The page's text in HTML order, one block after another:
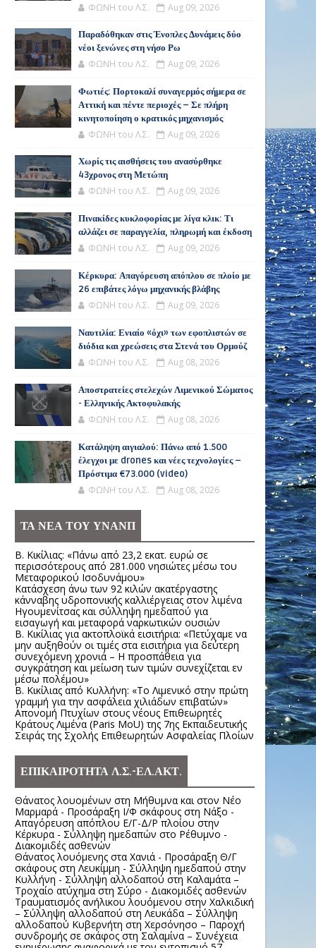
ΦΩΝΗ του Λ.Σ. Aug 09, 2026
Παραδόθηκαν στις Ένοπλες Δυνάμεις δύο
νέοι ξενώνες στη νήσο Ρω
ΦΩΝΗ του Λ.Σ. Aug 09, 2026
Φωτιές: Πορτοκαλί συναγερμός σήμερα σε
Αττική και πέντε περιοχές – Σε πλήρη
κινητοποίηση ο κρατικός μηχανισμός
ΦΩΝΗ του Λ.Σ. Aug 09, 2026
Χωρίς τις αισθήσεις του ανασύρθηκε
43χρονος στη Μετώπη
ΦΩΝΗ του Λ.Σ. Aug 09, 2026
Πινακίδες κυκλοφορίας με λίγα κλικ: Τι
αλλάζει σε παραγγελία, πληρωμή και έκδοση
ΦΩΝΗ του Λ.Σ. Aug 09, 2026
Κέρκυρα: Απαγόρευση απόπλου σε πλοίο με
26 επιβάτες λόγω μηχανικής βλάβης
ΦΩΝΗ του Λ.Σ. Aug 09, 2026
Ναυτιλία: Ενιαίο «όχι» των εφοπλιστών σε
διόδια και χρεώσεις στα Στενά του Ορμούζ
ΦΩΝΗ του Λ.Σ. Aug 08, 2026
Αποστρατείες στελεχών Λιμενικού Σώματος
- Ελληνικής Ακτοφυλακής
ΦΩΝΗ του Λ.Σ. Aug 08, 2026
Κατάληψη αιγιαλού: Πάνω από 1.500
έλεγχοι με drones και νέες τεχνολογίες –
Πρόστιμα €73.000 (video)
ΦΩΝΗ του Λ.Σ. Aug 08, 2026
ΤΑ ΝΕΑ ΤΟΥ ΥΝΑΝΠ
Β. Κικίλιας: «Πάνω από 23,2 εκατ. ευρώ σε
περισσότερους από 281.000 νησιώτες μέσω του
Μεταφορικού Ισοδυνάμου»
Κατάσχεση άνω των 92 κιλών ακατέργαστης
κάνναβης υδροπονικής καλλιέργειας στον λιμένα
Ηγουμενίτσας και σύλληψη ημεδαπού για
εισαγωγή και μεταφορά ναρκωτικών ουσιών
Β. Κικίλιας για ακτοπλοϊκά εισιτήρια: «Πετύχαμε να
μην αυξηθούν οι τιμές στα εισιτήρια για δεύτερη
συνεχόμενη χρονιά – Η προσπάθεια για
συγκράτηση και μείωση των τιμών συνεχίζεται εν
μέσω πολέμου»
Β. Κικίλιας από Κυλλήνη: «Το Λιμενικό στην πρώτη
γραμμή για την ασφάλεια χιλιάδων επιβατών»
Απονομή Πτυχίων στους νέους Επιθεωρητές
Κράτους Λιμένα (Paris MoU) της 7ης Εκπαιδευτικής
Σειράς της Σχολής Επιθεωρητών Ασφαλείας Πλοίων
ΕΠΙΚΑΙΡΟΤΗΤΑ Λ.Σ.-ΕΛ.ΑΚΤ.
Θάνατος λουομένων στη Μήθυμνα και στον Νέο
Μαρμαρά - Προσάραξη Ι/Φ σκάφους στη Νάξο -
Απαγόρευση απόπλου Ε/Γ-Δ/Ρ πλοίου στην
Κέρκυρα - Σύλληψη ημεδαπών στο Ρέθυμνο -
Διακομιδές ασθενών
Θάνατος λουόμενης στα Χανιά - Προσάραξη Θ/Γ
σκάφους στη Λευκίμμη - Σύλληψη ημεδαπού στην
Κυλλήνη - Σύλληψη αλλοδαπού στη Καλαμάτα –
Τροχαίο ατύχημα στη Σύρο - Διακομιδές ασθενών
Τραυματισμός ανήλικου λουόμενου στην Χαλκιδική
– Σύλληψη αλλοδαπού στη Λευκάδα – Σύλληψη
αλλοδαπού Κυβερνήτη στη Χερσόνησο – Παροχή
συνδρομής σε σκάφος στη Σαλαμίνα – Συνέχεια